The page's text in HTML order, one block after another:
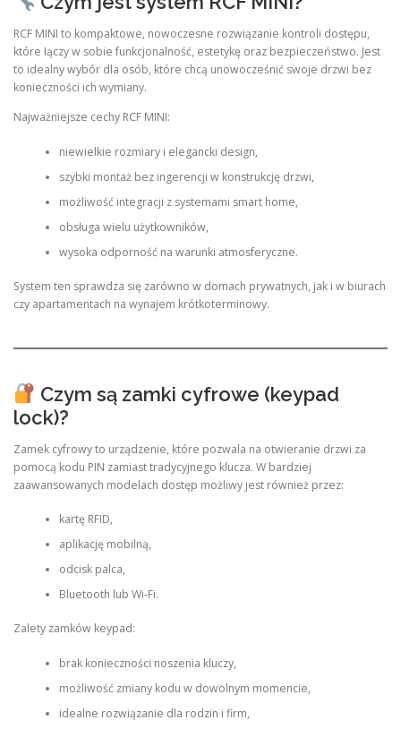
RCF MINI to kompaktowe, nowoczesne rozwiązanie kontroli dostępu,
które łączy w sobie funkcjonalność, estetykę oraz bezpieczeństwo. Jest
to idealny wybór dla osób, które chcą unowocześnić swoje drzwi bez
konieczności ich wymiany.
Najważniejsze cechy RCF MINI:
niewielkie rozmiary i elegancki design,
szybki montaż bez ingerencji w konstrukcję drzwi,
możliwość integracji z systemami smart home,
obsługa wielu użytkowników,
wysoka odporność na warunki atmosferyczne.
System ten sprawdza się zarówno w domach prywatnych, jak i w biurach
czy apartamentach na wynajem krótkoterminowy.
Czym są zamki cyfrowe (keypad
lock)?
Zamek cyfrowy to urządzenie, które pozwala na otwieranie drzwi za
pomocą kodu PIN zamiast tradycyjnego klucza. W bardziej
zaawansowanych modelach dostęp możliwy jest również przez:
kartę RFID,
aplikację mobilną,
odcisk palca,
Bluetooth lub Wi-Fi.
Zalety zamków keypad:
brak konieczności noszenia kluczy,
możliwość zmiany kodu w dowolnym momencie,
idealne rozwiązanie dla rodzin i firm,